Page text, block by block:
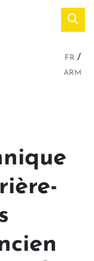
FR
ARM